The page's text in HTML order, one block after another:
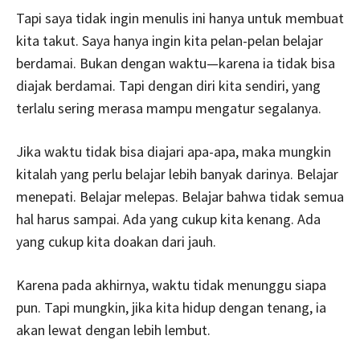
Tapi saya tidak ingin menulis ini hanya untuk membuat
kita takut. Saya hanya ingin kita pelan-pelan belajar
berdamai. Bukan dengan waktu—karena ia tidak bisa
diajak berdamai. Tapi dengan diri kita sendiri, yang
terlalu sering merasa mampu mengatur segalanya.
Jika waktu tidak bisa diajari apa-apa, maka mungkin
kitalah yang perlu belajar lebih banyak darinya. Belajar
menepati. Belajar melepas. Belajar bahwa tidak semua
hal harus sampai. Ada yang cukup kita kenang. Ada
yang cukup kita doakan dari jauh.
Karena pada akhirnya, waktu tidak menunggu siapa
pun. Tapi mungkin, jika kita hidup dengan tenang, ia
akan lewat dengan lebih lembut.